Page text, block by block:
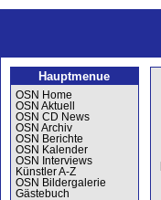
Hauptmenue
OSN Home
OSN Aktuell
OSN CD News
OSN Archiv
OSN Berichte
OSN Kalender
OSN Interviews
Künstler A-Z
OSN Bildergalerie
Gästebuch